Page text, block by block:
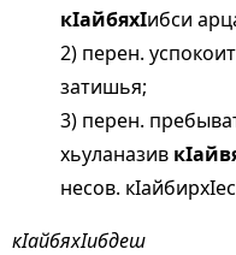
кIайбяхIибси
2) перен.
затишья;
3) перен.
хьуланазив
несов.
кIайбяхIибдеш